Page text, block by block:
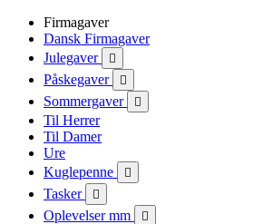
Firmagaver
Dansk Firmagaver
Julegaver

Påskegaver 
Sommergaver 
Til Herrer
Til Damer
Ure
Kuglepenne

Tasker 
Oplevelser mm 